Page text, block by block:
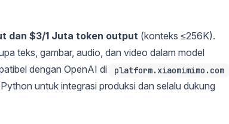
dan $3/1 Juta token output (konteks ≤256K).
teks, gambar, audio, dan video dalam model
dengan OpenAI di
platform.xiaomimimo.com
untuk integrasi produksi dan selalu dukung